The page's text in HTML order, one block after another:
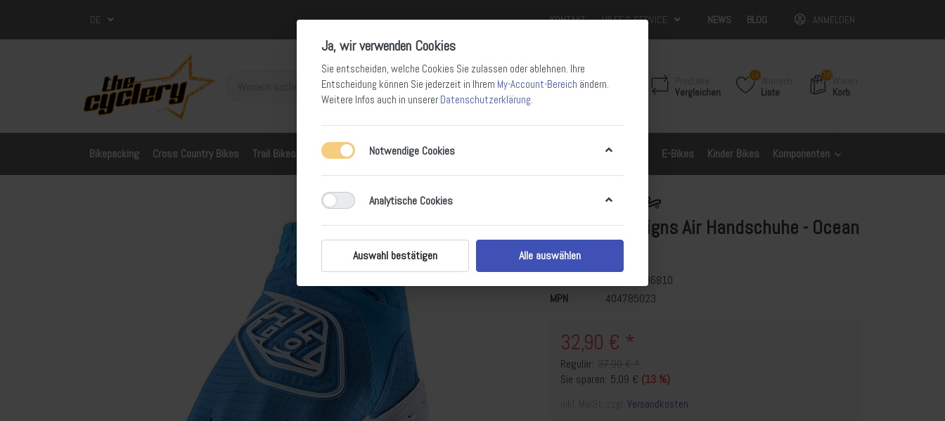
DE KONTAKT HILFE & SERVICE NEWS BLOG ANMELDEN
Vergleichen
14
Liste
100
Korb
Bikepacking Cross Country Bikes Trail Bikes All Mountain Bikes Enduro Bikes Gravel Bikes E-Bikes Kinder Bikes Komponenten
Troy Lee Designs Air Handschuhe - Ocean
Kollektion Fall 2021
887202286810
MPN
404785023
32,90 € *
Regulär: 37,99 € *
Sie sparen: 5,09 € (13 %)
Versandkosten
Ja, wir verwenden Cookies
Sie entscheiden, welche Cookies Sie zulassen oder ablehnen. Ihre
Entscheidung können Sie jederzeit in Ihrem My-Account-Bereich ändern.
Weitere Infos auch in unserer Datenschutzerklärung.
Notwendige Cookies
Analytische Cookies
Auswahl bestätigen Alle auswählen